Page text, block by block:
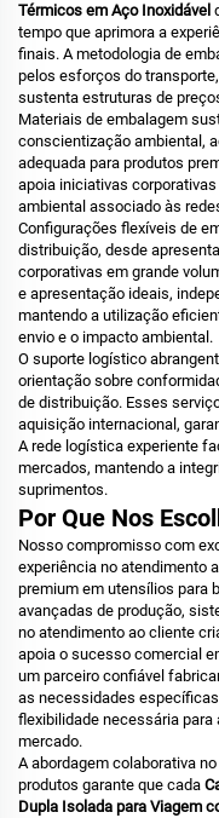
Térmicos em Aço Inoxidável
tempo que aprimora a
finais. A metodologia de
pelos esforços do
sustenta estruturas de
Materiais de embalagem
conscientização ambiental,
adequada para produtos
apoia iniciativas
ambiental associado às
Configurações flexíveis de
distribuição, desde
corporativas em grande
e apresentação ideais,
mantendo a utilização
envio e o impacto ambiental.
O suporte logístico
orientação sobre
de distribuição. Esses
aquisição internacional,
A rede logística experiente
mercados, mantendo a
suprimentos.
Por Que Nos
Nosso compromisso com
experiência no atendimento
premium em utensílios para
avançadas de produção,
no atendimento ao cliente
apoia o sucesso comercial
um parceiro confiável
as necessidades
flexibilidade necessária
mercado.
A abordagem colaborativa
produtos garante que cada
Dupla Isolada para Viagem